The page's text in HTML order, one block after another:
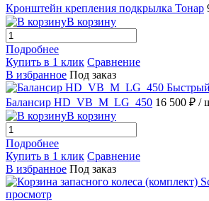
Кронштейн крепления подкрылка Тонар
В корзину
Подробнее
Купить в 1 клик Сравнение
В избранное Под заказ
Балансир HD_VB_M_LG_450 16 500 ₽ /
В корзину
Подробнее
Купить в 1 клик Сравнение
В избранное Под заказ
просмотр